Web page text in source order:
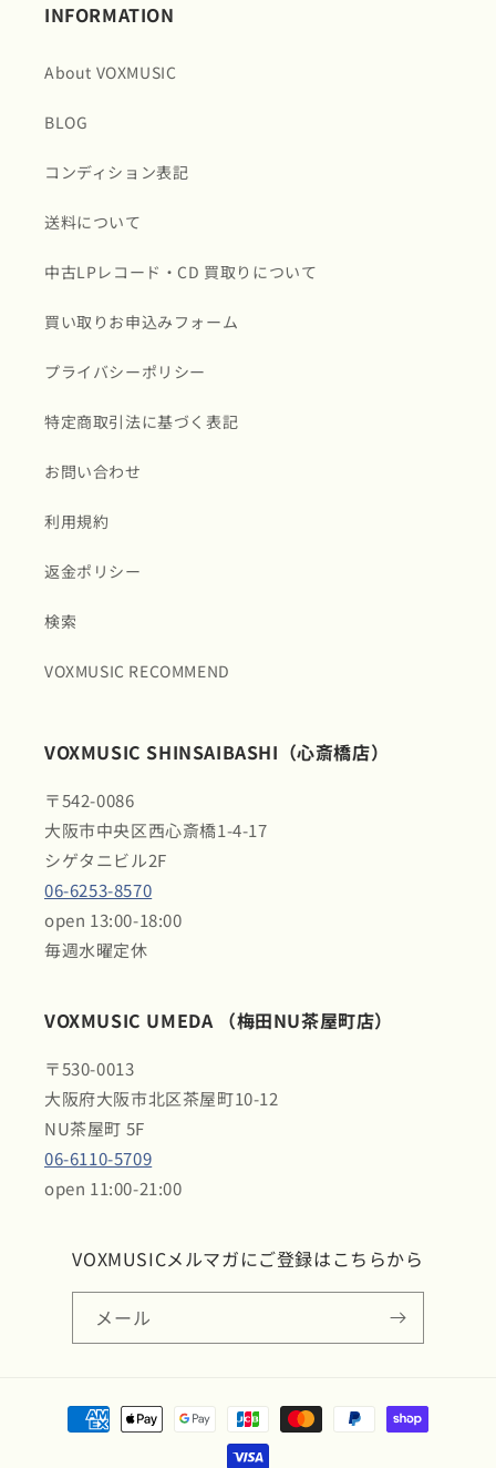
INFORMATION
About VOXMUSIC
BLOG
コンディション表記
送料について
中古LPレコード・CD 買取りについて
買い取りお申込みフォーム
プライバシーポリシー
特定商取引法に基づく表記
お問い合わせ
利用規約
返金ポリシー
検索
VOXMUSIC RECOMMEND
VOXMUSIC SHINSAIBASHI（心斎橋店）
〒542-0086
大阪市中央区西心斎橋1-4-17
シゲタニビル2F
06-6253-8570
open 13:00-18:00
毎週水曜定休
VOXMUSIC UMEDA （梅田NU茶屋町店）
〒530-0013
大阪府大阪市北区茶屋町10-12
NU茶屋町 5F
06-6110-5709
open 11:00-21:00
VOXMUSICメルマガにご登録はこちらから
メール